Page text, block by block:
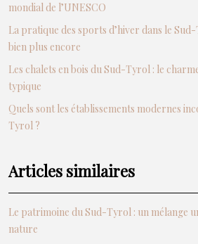
mondial de l’UNESCO
La pratique des sports d’hiver dans le
bien plus encore
Les chalets en bois du Sud-Tyrol : le
typique
Quels sont les établissements modernes
Tyrol ?
Articles similaires
Le patrimoine du Sud-Tyrol : un mélange
nature